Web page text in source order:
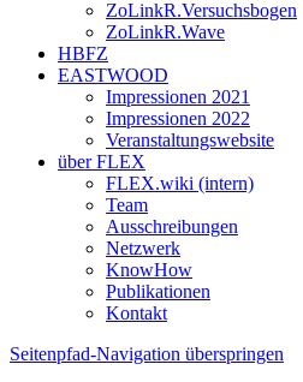
ZoLinkR.Versuchsbogen
ZoLinkR.Wave
HBFZ
EASTWOOD
Impressionen 2021
Impressionen 2022
Veranstaltungswebsite
über FLEX
FLEX.wiki (intern)
Team
Ausschreibungen
Netzwerk
KnowHow
Publikationen
Kontakt
Seitenpfad-Navigation überspringen